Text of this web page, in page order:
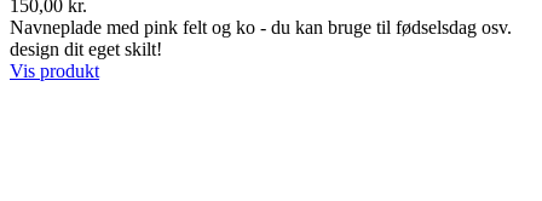
150,00 kr.
Navneplade med pink felt og ko - du kan bruge til fødselsdag osv.
design dit eget skilt!
Vis produkt